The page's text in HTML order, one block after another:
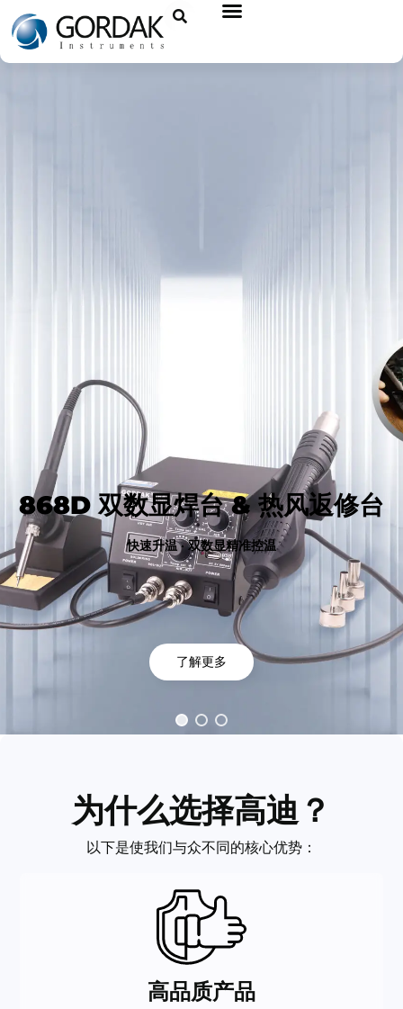
868D 双数显焊台 & 热风返修台
快速升温 · 双数显精准控温
了解更多
为什么选择高迪？
以下是使我们与众不同的核心优势：
高品质产品